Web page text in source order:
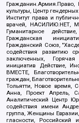
Гражданин.Армия.Право,
культуры, Центр
Институт права и
врачей, НАСИЛИЮ.НЕТ,
Гуманитарное
Гражданская
Гражданский Союз,
содействия развитию
заключенных,
инициатив Действие,
ВМЕСТЕ,
граждан,
Тольятти, Новое время,
Анна, Проект Апрель,
Аналитический Центр
содействия имени
группа, Женщины
гласности, Российский